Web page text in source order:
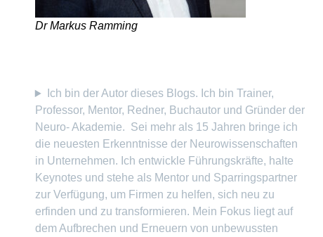
Dr Markus Ramming
Ich bin der Autor dieses Blogs. Ich bin Trainer,
Professor, Mentor, Redner, Buchautor und Gründer der
Neuro- Akademie. Sei mehr als 15 Jahren bringe ich
die neuesten Erkenntnisse der Neurowissenschaften
in Unternehmen. Ich entwickle Führungskräfte, halte
Keynotes und stehe als Mentor und Sparringspartner
zur Verfügung, um Firmen zu helfen, sich neu zu
erfinden und zu transformieren. Mein Fokus liegt auf
dem Aufbrechen und Erneuern von unbewussten